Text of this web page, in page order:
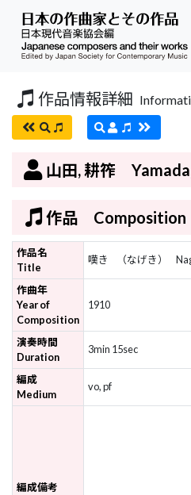
作品情報詳細
山田, 耕筰
作品 Composition
作品名
Title
嘆き （なげき）
作曲年
Year of
Composition
1910
演奏時間
Duration
3min 15sec
編成
Medium
vo, pf
編成備考